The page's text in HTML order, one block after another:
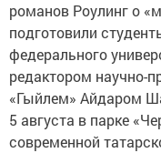
романов Роулинг о
подготовили
федерального
редактором научно-
«Гыйлем» Айдаром
5 августа в парке
современной